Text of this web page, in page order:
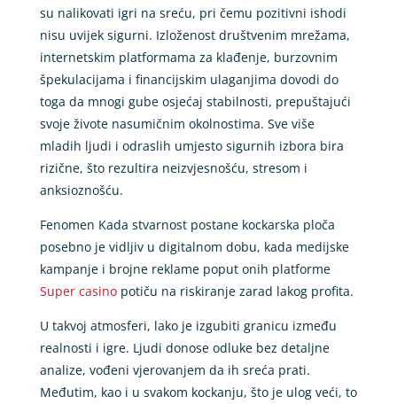
su nalikovati igri na sreću, pri čemu pozitivni ishodi
nisu uvijek sigurni. Izloženost društvenim mrežama,
internetskim platformama za klađenje, burzovnim
špekulacijama i financijskim ulaganjima dovodi do
toga da mnogi gube osjećaj stabilnosti, prepuštajući
svoje živote nasumičnim okolnostima. Sve više
mladih ljudi i odraslih umjesto sigurnih izbora bira
rizične, što rezultira neizvjesnošću, stresom i
anksioznošću.
Fenomen Kada stvarnost postane kockarska ploča
posebno je vidljiv u digitalnom dobu, kada medijske
kampanje i brojne reklame poput onih platforme
Super casinopotiču na riskiranje zarad lakog profita.
U takvoj atmosferi, lako je izgubiti granicu između
realnosti i igre. Ljudi donose odluke bez detaljne
analize, vođeni vjerovanjem da ih sreća prati.
Međutim, kao i u svakom kockanju, što je ulog veći, to